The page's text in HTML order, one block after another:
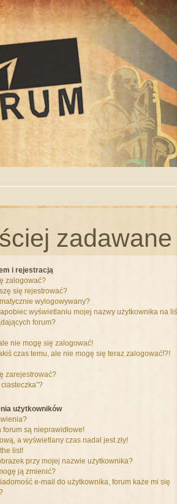
i rejestracją
zalogować?
się rejestrować?
wylogowywany?
wyświetlaniu mojej nazwy użytkownika na
forum?
nie mogę się zalogować!
czas temu, ale nie mogę się teraz zalogować!?!
zarejestrować?
użytkowników
są nieprawidłowe!
a wyświetlany czas nadal jest zły!
list!
przy mojej nazwie użytkownika?
ją zmienić?
e-mail do użytkownika, forum każe mi się